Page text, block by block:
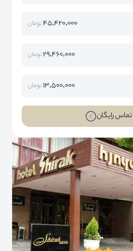
45,420,000تومان
29,460,000تومان
13,500,000تومان
تماس رایگان